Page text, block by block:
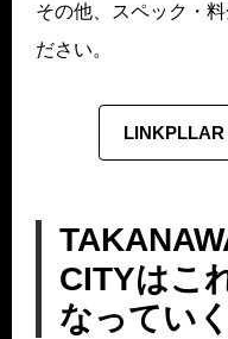
その他、スペック・
ださい。
LINKPLLAR
CITYはこ
なってい